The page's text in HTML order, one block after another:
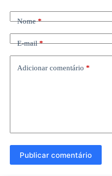
Nome*
E-mail*
Adicionar comentário *
Publicar comentário